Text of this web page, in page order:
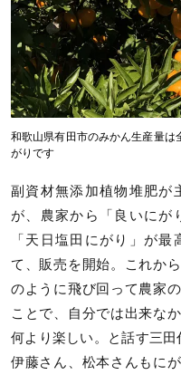
和歌山県有田市のみかん生産量は
がりです
副資材無添加植物堆肥が
が、農家から「良いにが
「天日塩田にがり」が
て、販売を開始。これか
のように飛び回って農家
ことで、自分では出来な
何より楽しい。と話す三田
伊藤さん、松本さんもに